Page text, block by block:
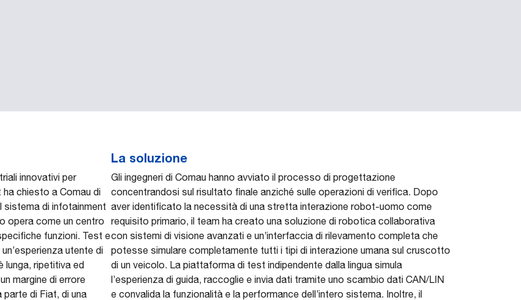
innovativi per
chiesto a Comau di
di infotainment
opera come un centro
funzioni. Test e
utente di
lunga, ripetitiva ed
margine di errore
parte di Fiat, di una
La soluzione
Gli ingegneri di Comau hanno avviato il processo di progettazione
concentrandosi sul risultato finale anziché sulle operazioni di verifica. Dopo
aver identificato la necessità di una stretta interazione robot-uomo come
requisito primario, il team ha creato una soluzione di robotica collaborativa
con sistemi di visione avanzati e un’interfaccia di rilevamento completa che
potesse simulare completamente tutti i tipi di interazione umana sul cruscotto
di un veicolo. La piattaforma di test indipendente dalla lingua simula
l’esperienza di guida, raccoglie e invia dati tramite uno scambio dati CAN/LIN
e convalida la funzionalità e la performance dell’intero sistema. Inoltre, il